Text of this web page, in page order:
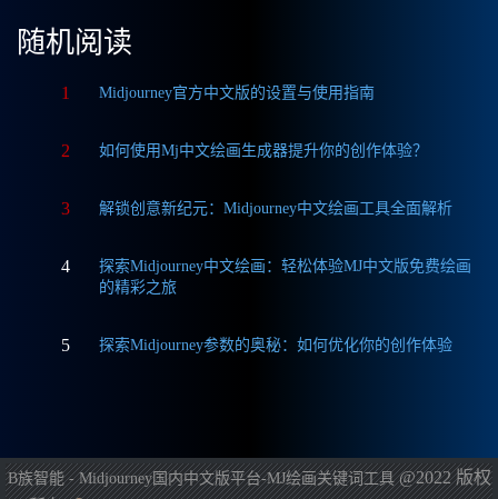
随机阅读
1 Midjourney官方中文版的设置与使用指南
2 如何使用Mj中文绘画生成器提升你的创作体验？
3 解锁创意新纪元：Midjourney中文绘画工具全面解析
4
探索Midjourney中文绘画：轻松体验MJ中文版免费绘画
的精彩之旅
5 探索Midjourney参数的奥秘：如何优化你的创作体验
B族智能 - Midjourney国内中文版平台-MJ绘画关键词工具@2022 版权